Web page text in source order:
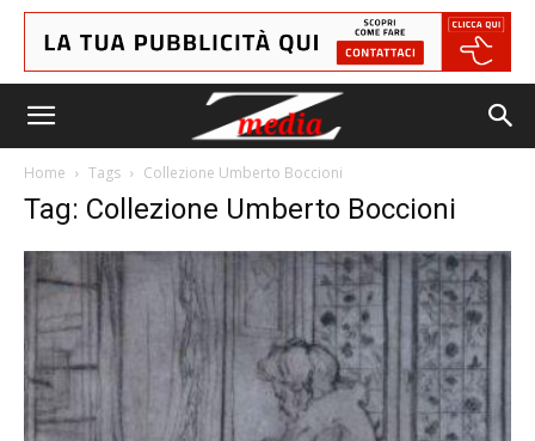
Home Tags Collezione Umberto Boccioni
Tag: Collezione Umberto Boccioni